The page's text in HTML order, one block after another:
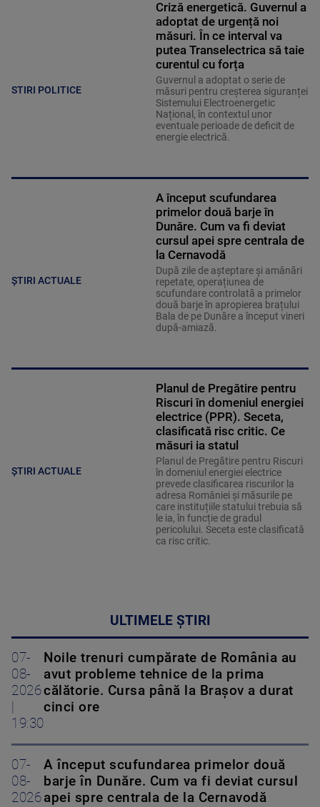
STIRI POLITICE
Criză energetică. Guvernul a
adoptat de urgență noi
măsuri. În ce interval va
putea Transelectrica să taie
curentul cu forța
Guvernul a adoptat o serie de
măsuri pentru creșterea siguranței
Sistemului Electroenergetic
Național, în contextul unor
eventuale perioade de deficit de
energie electrică.
ȘTIRI ACTUALE
A început scufundarea
primelor două barje în
Dunăre. Cum va fi deviat
cursul apei spre centrala de
la Cernavodă
După zile de așteptare și amânări
repetate, operațiunea de
scufundare controlată a primelor
două barje în apropierea brațului
Bala de pe Dunăre a început vineri
după-amiază.
ȘTIRI ACTUALE
Planul de Pregătire pentru
Riscuri în domeniul energiei
electrice (PPR). Seceta,
clasificată risc critic. Ce
măsuri ia statul
Planul de Pregătire pentru Riscuri
în domeniul energiei electrice
prevede clasificarea riscurilor la
adresa României și măsurile pe
care instituțiile statului trebuia să
le ia, în funcție de gradul
pericolului. Seceta este clasificată
ca risc critic.
ULTIMELE ȘTIRI
07-
08-
2026
19:30
Noile trenuri cumpărate de România au
avut probleme tehnice de la prima
călătorie. Cursa până la Brașov a durat
cinci ore
07-
08-
2026
A început scufundarea primelor două
barje în Dunăre. Cum va fi deviat cursul
apei spre centrala de la Cernavodă